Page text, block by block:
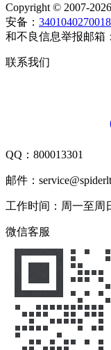
Copyright © 2007-2026
安备：
和不良信息举报邮箱
联系我们
QQ： 800013301
邮件：
工作时间：周一至周
微信客服